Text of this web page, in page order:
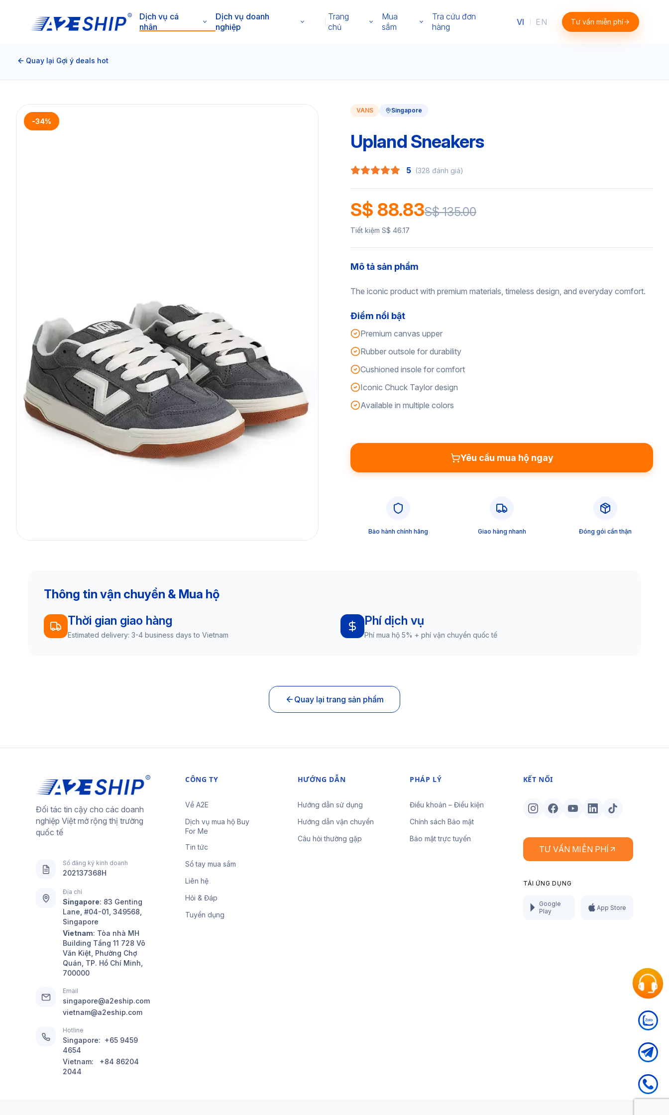
Dịch vụ cá
nhân
Dịch vụ doanh
nghiệp
Trang
chủ
Mua
sắm
Tra cứu đơn
hàng
VI EN Tư vấn miễn phí
Quay lại Gợi ý deals hot
-34%
VANS Singapore
Upland Sneakers
5 (328 đánh giá)
S$ 88.83S$ 135.00
Tiết kiệm S$ 46.17
Mô tả sản phẩm
The iconic product with premium materials, timeless design, and everyday comfort.
Điểm nổi bật
Premium canvas upper
Rubber outsole for durability
Cushioned insole for comfort
Iconic Chuck Taylor design
Available in multiple colors
Yêu cầu mua hộ ngay
Bảo hành chính hãng Giao hàng nhanh Đóng gói cẩn thận
Thông tin vận chuyển & Mua hộ
Thời gian giao hàng
Estimated delivery: 3-4 business days to Vietnam
Phí dịch vụ
Phí mua hộ 5% + phí vận chuyển quốc tế
Quay lại trang sản phẩm
Đối tác tin cậy cho các doanh
nghiệp Việt mở rộng thị trường
quốc tế
Số đăng ký kinh doanh
202137368H
Địa chỉ
Singapore: 83 Genting
Lane, #04-01, 349568,
Singapore
Vietnam: Tòa nhà MH
Building Tầng 11 728 Võ
Văn Kiệt, Phường Chợ
Quán, TP. Hồ Chí Minh,
700000
Email
singapore@a2eship.com
vietnam@a2eship.com
Hotline
Singapore: +65 9459
4654
Vietnam: +84 86204
2044
CÔNG TY
Về A2E
Dịch vụ mua hộ Buy
For Me
Tin tức
Sổ tay mua sắm
Liên hệ
Hỏi & Đáp
Tuyển dụng
HƯỚNG DẪN
Hướng dẫn sử dụng
Hướng dẫn vận chuyển
Câu hỏi thường gặp
PHÁP LÝ
Điều khoản – Điều kiện
Chính sách Bảo mật
Bảo mật trực tuyến
KẾT NỐI
TƯ VẤN MIỄN PHÍ
TẢI ỨNG DỤNG
Google
Play
App Store